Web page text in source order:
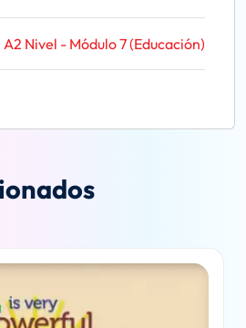
A2 Nivel - Módulo 7 (Educación)